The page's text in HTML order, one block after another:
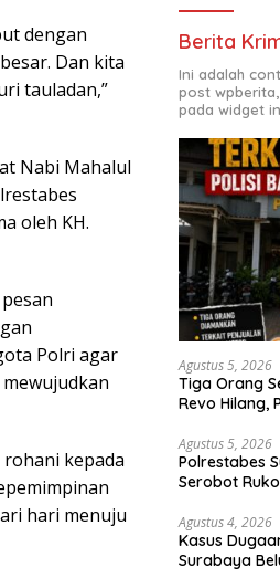
dengan
Dan kita
tauladan,”
Nabi Mahalul
oleh KH.
Polri agar
kepada
hari menuju
Berita
Ini adalah
post
pada widget
Agustus 5, 2026
Tiga Orang
Revo Hilang,
Agustus 5, 2026
Polrestabes
Serobot
Agustus 4, 2026
Kasus
Surabaya